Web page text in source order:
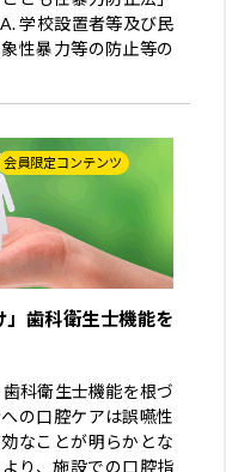
学校設置者等及び民
性暴力等の防止等の
会員限定コンテンツ
歯科衛生士機能を
科衛生士機能を根づ
の口腔ケアは誤嚥性
なことが明らかとな
り、施設での口腔指